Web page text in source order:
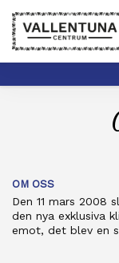
OM OSS
Den 11 mars 2008
den nya exklusiva
emot, det blev en